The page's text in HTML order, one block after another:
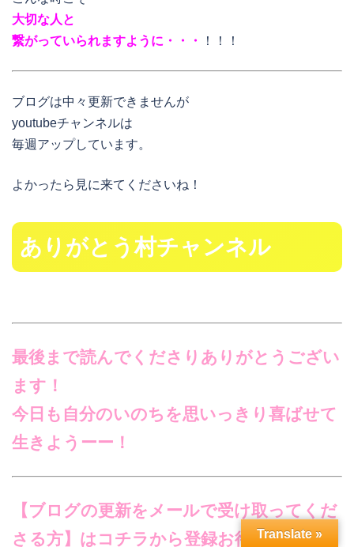
大切な人と
繋がっていられますように・・・
！！！
ブログは中々更新できませんが
youtubeチャンネルは
毎週アップしています。
よかったら見に来てくださいね！
ありがとう村チャンネル
最後まで読んでくださりありがとうござい
ます！
今日も自分のいのちを思いっきり喜ばせて
生きようーー！
【ブログの更新をメールで受け取ってくだ
さる方】はコチラから登録お待ちしていま
Translate »